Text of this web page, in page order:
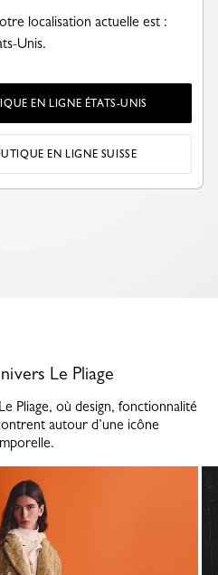
Le Pliage
Pliage, où design, fonctionnalité
autour d’une icône
localisation actuelle est :
Unis.
EN LIGNE ÉTATS-UNIS
EN LIGNE SUISSE